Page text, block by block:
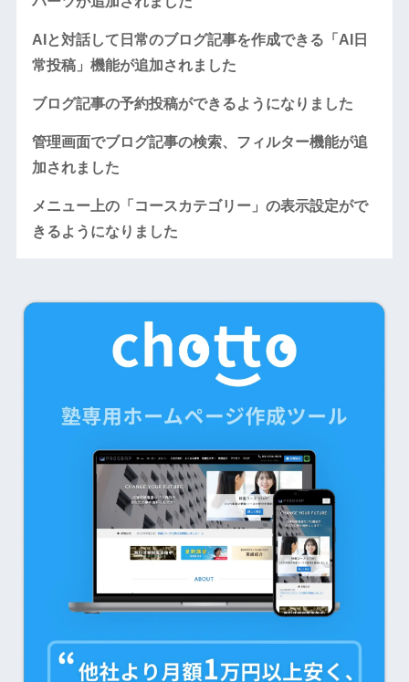
AIと対話して日常のブログ記事を作成できる「AI日
常投稿」機能が追加されました
ブログ記事の予約投稿ができるようになりました
管理画面でブログ記事の検索、フィルター機能が追
加されました
メニュー上の「コースカテゴリー」の表示設定がで
きるようになりました